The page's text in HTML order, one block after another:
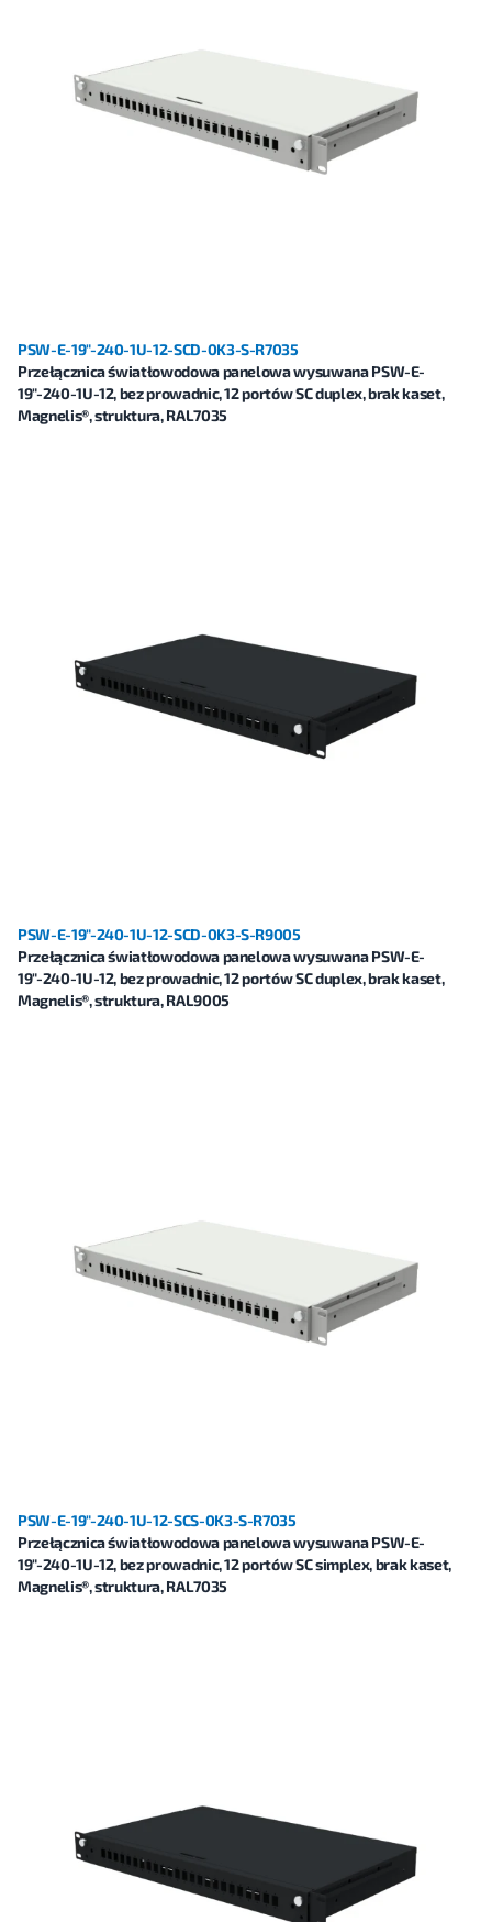
PSW-E-19"-240-1U-12-SCD-0K3-S-R7035
Przełącznica światłowodowa panelowa wysuwana PSW-E-
19"-240-1U-12, bez prowadnic, 12 portów SC duplex, brak kaset,
Magnelis®, struktura, RAL7035
PSW-E-19"-240-1U-12-SCD-0K3-S-R9005
Przełącznica światłowodowa panelowa wysuwana PSW-E-
19"-240-1U-12, bez prowadnic, 12 portów SC duplex, brak kaset,
Magnelis®, struktura, RAL9005
PSW-E-19"-240-1U-12-SCS-0K3-S-R7035
Przełącznica światłowodowa panelowa wysuwana PSW-E-
19"-240-1U-12, bez prowadnic, 12 portów SC simplex, brak kaset,
Magnelis®, struktura, RAL7035